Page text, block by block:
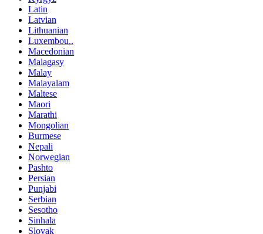
Latin
Latvian
Lithuanian
Luxembou..
Macedonian
Malagasy
Malay
Malayalam
Maltese
Maori
Marathi
Mongolian
Burmese
Nepali
Norwegian
Pashto
Persian
Punjabi
Serbian
Sesotho
Sinhala
Slovak